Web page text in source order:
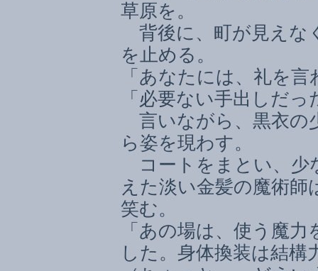
草原を。
背後に、町が見え
を止める。
「あなたには、礼を
「必要ない手出しだ
言いながら、黒衣
ら姿を現わす。
コートをまとい、少
えた淡い金髪の魔術
笑む。
「あの場は、使う魔
した。身体換装は結構